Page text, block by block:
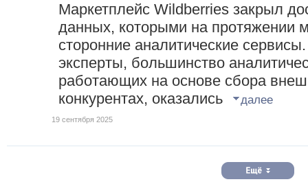
Маркетплейс Wildberries закрыл
данных, которыми на протяжении
сторонние аналитические
эксперты, большинство
работающих на основе сбора
конкурентах, оказались
далее
19 сентября 2025